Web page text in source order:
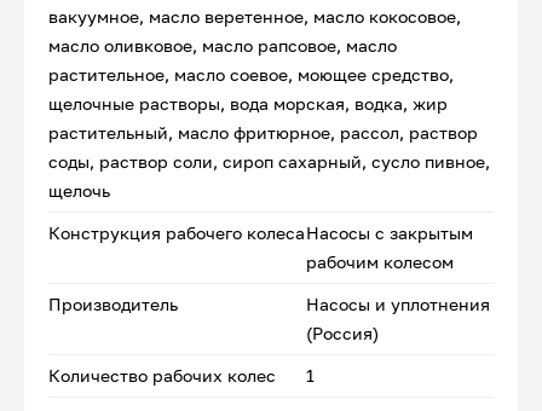
вакуумное, масло веретенное, масло кокосовое,
масло оливковое, масло рапсовое, масло
растительное, масло соевое, моющее средство,
щелочные растворы, вода морская, водка, жир
растительный, масло фритюрное, рассол, раствор
соды, раствор соли, сироп сахарный, сусло пивное,
щелочь
Конструкция рабочего колесаНасосы с закрытым
рабочим колесом
Производитель
Насосы и уплотнения
(Россия)
Количество рабочих колес 1